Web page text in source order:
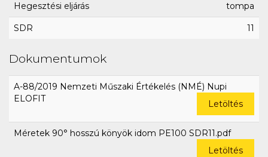
Hegesztési eljárás tompa
SDR 11
Dokumentumok
A-88/2019 Nemzeti Műszaki Értékelés (NMÉ) Nupi
ELOFIT
Letöltés
Méretek 90° hosszú könyök idom PE100 SDR11.pdf
Letöltés